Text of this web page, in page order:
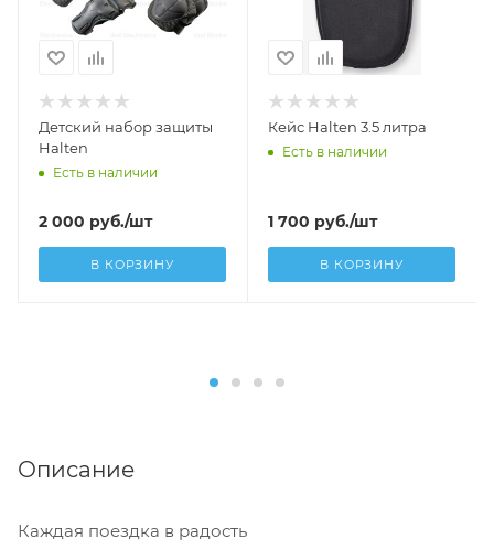
Детский набор защиты
Halten
Есть в наличии
2 000 руб./шт
В КОРЗИНУ
Кейс Halten 3.5 литра
Есть в наличии
1 700 руб./шт
В КОРЗИНУ
Описание
Каждая поездка в радость